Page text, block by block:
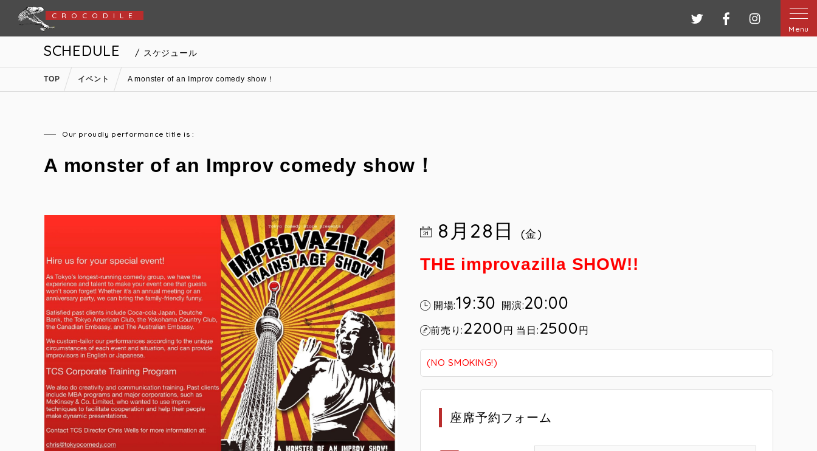
CROCODILE ツイッターフェイスブック
インスタグ
Menu
SCHEDULE / スケジュール
TOP イベント A monster of an Improv comedy show！
Our proudly performance title is :
A monster of an Improv comedy show！
8月28日 (金)
THE improvazilla SHOW!!
開場:19:30 開演:20:00
前売り:2200円 当日:2500円
(NO SMOKING!)
座席予約フォーム